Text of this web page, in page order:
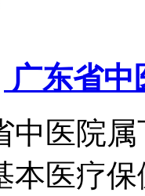
广东省中
中医院
本医疗保